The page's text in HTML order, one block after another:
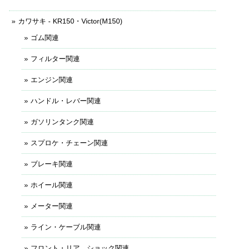
カワサキ - KR150・Victor(M150)
ゴム関連
フィルター関連
エンジン関連
ハンドル・レバー関連
ガソリンタンク関連
スプロケ・チェーン関連
ブレーキ関連
ホイール関連
メーター関連
ライン・ケーブル関連